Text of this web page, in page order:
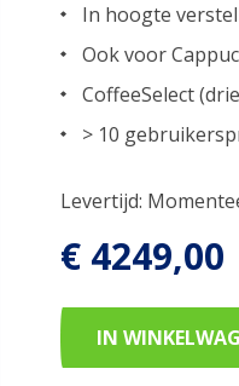
Levertijd:
In hoogte
Ook voor
CoffeeSelect
> 10
€ 4249,00
IN